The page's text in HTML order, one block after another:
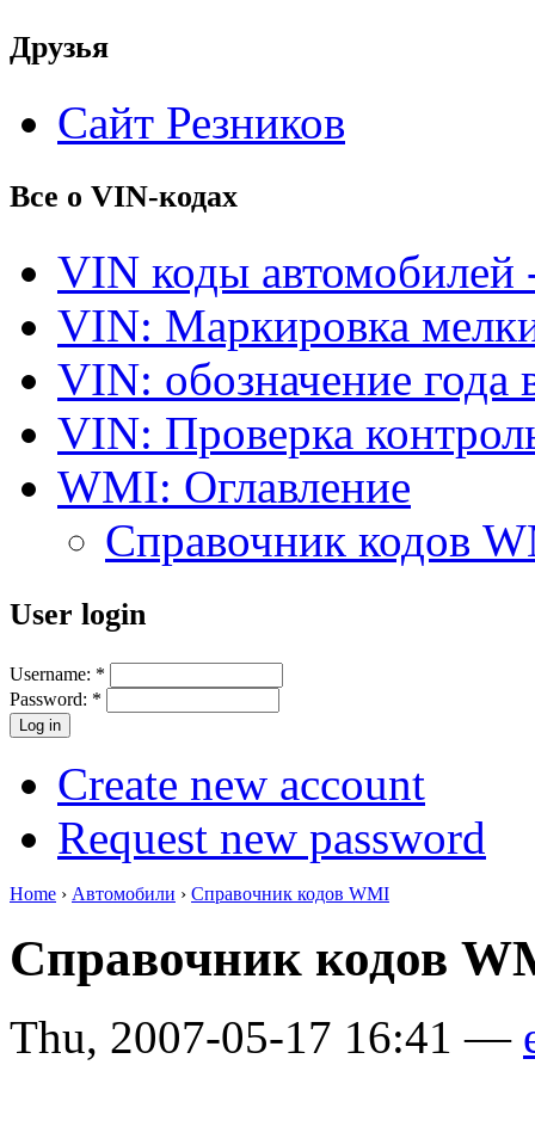
Друзья
Сайт Резников
Все о VIN-кодах
VIN коды автомобилей
VIN: Маркировка
VIN: обозначение года
VIN: Проверка
WMI: Оглавление
Справочник кодов
User login
Username: *
Password: *
Create new account
Request new password
Home › Автомобили › Справочник кодов WMI
Справочник кодов
Thu, 2007-05-17 16:41 —